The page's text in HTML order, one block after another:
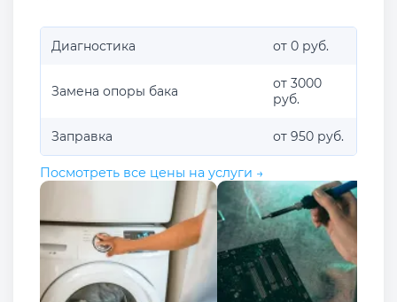
Диагностика от 0 руб.
Замена опоры бака
от 3000
руб.
Заправка от 950 руб.
Посмотреть все цены на услуги →